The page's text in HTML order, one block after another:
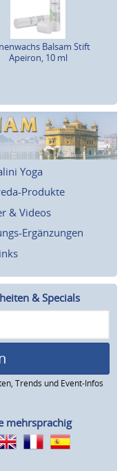
Balsam Stift
Apeiron, 10 ml
Yoga
Produkte
& Videos
Ergänzungen
& Specials
Trends und Event-Infos
mehrsprachig